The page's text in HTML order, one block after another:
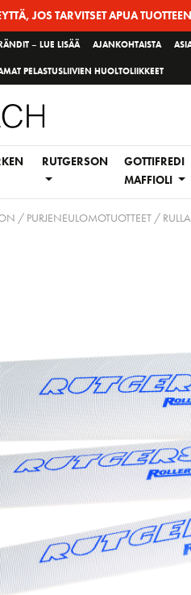
JOS TARVITSET APUA
– LUE LISÄÄ AJANKOHTAISTA
PELASTUSLIIVIEN HUOLTOLIIKKEET
RUTGERSON
GOTTIFREDI
MAFFIOLI
/ PURJENEULOMOTUOTTEET/